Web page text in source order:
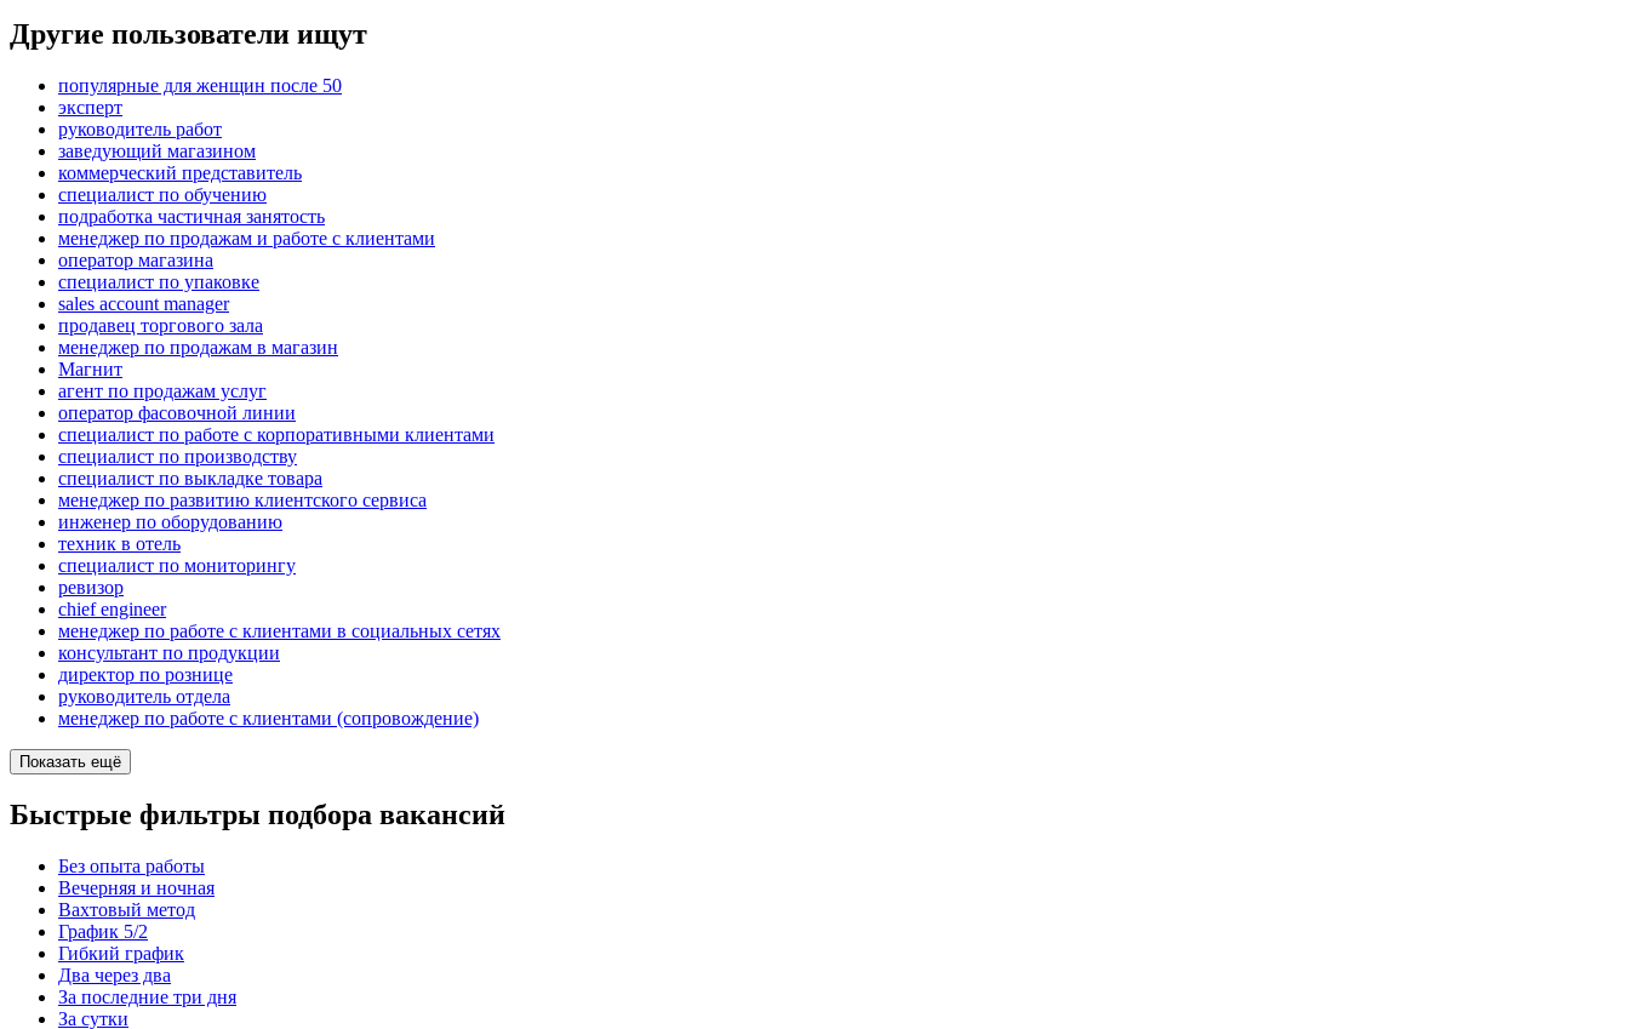
Другие пользователи ищут
популярные для женщин после 50
эксперт
руководитель работ
заведующий магазином
коммерческий представитель
специалист по обучению
подработка частичная занятость
менеджер по продажам и работе с клиентами
оператор магазина
специалист по упаковке
sales account manager
продавец торгового зала
менеджер по продажам в магазин
Магнит
агент по продажам услуг
оператор фасовочной линии
специалист по работе с корпоративными клиентами
специалист по производству
специалист по выкладке товара
менеджер по развитию клиентского сервиса
инженер по оборудованию
техник в отель
специалист по мониторингу
ревизор
chief engineer
менеджер по работе с клиентами в социальных сетях
консультант по продукции
директор по рознице
руководитель отдела
менеджер по работе с клиентами (сопровождение)
Показать ещё
Быстрые фильтры подбора вакансий
Без опыта работы
Вечерняя и ночная
Вахтовый метод
График 5/2
Гибкий график
Два через два
За последние три дня
За сутки